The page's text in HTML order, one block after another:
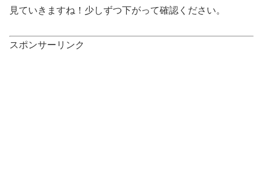
見ていきますね！少しずつ下がって確認ください。
スポンサーリンク